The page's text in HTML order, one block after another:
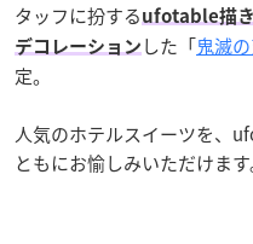
タッフに扮する ufotable描き
デコレーション した「鬼滅
定。
人気のホテルスイーツを、
ともにお愉しみいただけます